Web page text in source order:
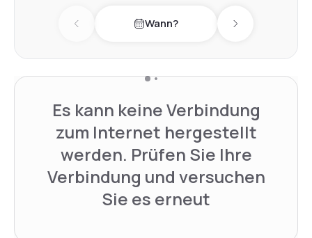
Previous day Wann? Next day
Es kann keine Verbindung
zum Internet hergestellt
werden. Prüfen Sie Ihre
Verbindung und versuchen
Sie es erneut